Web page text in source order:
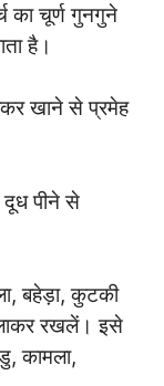
का चूर्ण गुनगुने
है।
खाने से प्रमेह
पीने से
बहेड़ा, कुटकी
रखलें। इसे
कामला,